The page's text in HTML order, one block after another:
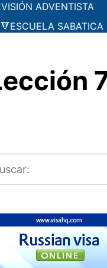
ADVENTISTA
🔻ESCUELA